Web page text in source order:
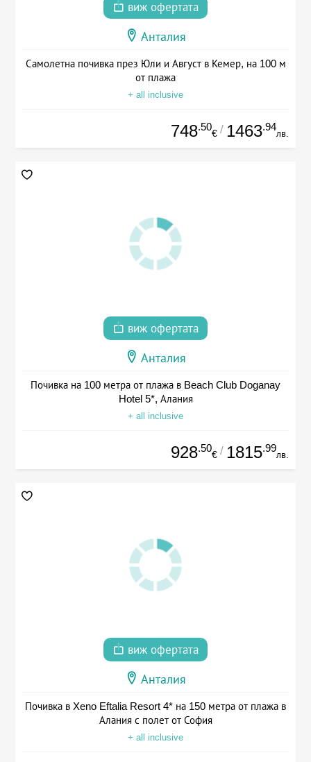
виж офертата
Анталия
Самолетна почивка през Юли и Август в Кемер, на 100 м
от плажа
+ all inclusive
748.50
€ / 1463.94
лв.
виж офертата
Анталия
Почивка на 100 метра от плажа в Beach Club Doganay
Hotel 5*, Алания
+ all inclusive
928.50
€ / 1815.99
лв.
виж офертата
Анталия
Почивка в Xeno Eftalia Resort 4* на 150 метра от плажа в
Алания с полет от София
+ all inclusive